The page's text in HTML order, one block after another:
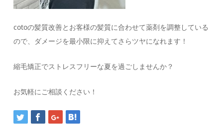
cotoの髪質改善とお客様の髪質に合わせて薬剤を調整している
ので、ダメージを最小限に抑えてさらツヤになれます！
縮毛矯正でストレスフリーな夏を過ごしませんか？
お気軽にご相談ください！